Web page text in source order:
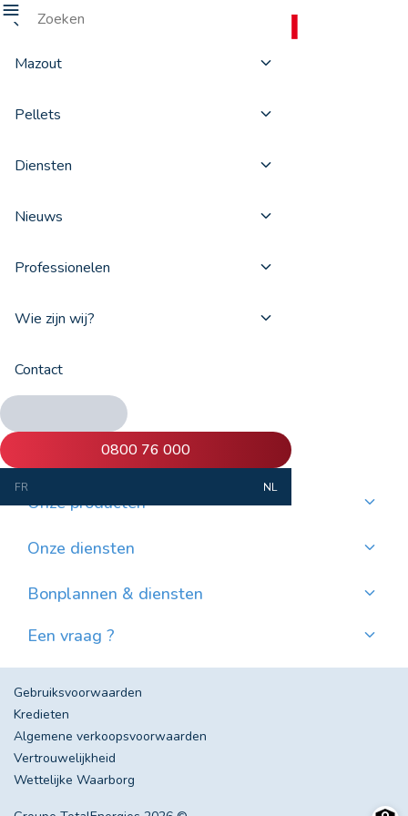
Mazout
Pellets
Diensten
Nieuws
Professionelen
Wie zijn wij?
Contact
0800 76 000
FR NL
Nieuws
ProxiFuel SA
1000 Brussels
VAT: BE0407.234.704
info@proxifuel.be
Onze producten
Kwalitatievepellets bestellen
Onze diensten
Waar pellets vinden?
Bonplannen & diensten
Evolutie van de Mazoutprijs in België
Een vraag ?
Gebruiksvoorwaarden
Kredieten
Algemene verkoopsvoorwaarden
Vertrouwelijkheid
Wettelijke Waarborg